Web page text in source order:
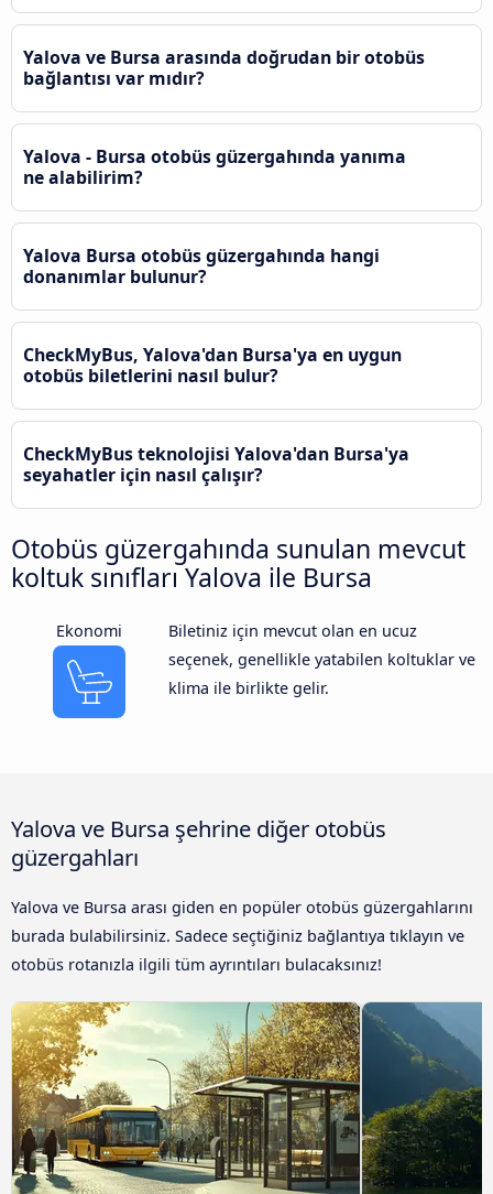
Yalova ve Bursa arasında doğrudan bir otobüs
bağlantısı var mıdır?
Yalova - Bursa otobüs güzergahında yanıma
ne alabilirim?
Yalova Bursa otobüs güzergahında hangi
donanımlar bulunur?
CheckMyBus, Yalova'dan Bursa'ya en uygun
otobüs biletlerini nasıl bulur?
CheckMyBus teknolojisi Yalova'dan Bursa'ya
seyahatler için nasıl çalışır?
Otobüs güzergahında sunulan mevcut
koltuk sınıfları Yalova ile Bursa
Ekonomi
Biletiniz için mevcut olan en ucuz
seçenek, genellikle yatabilen koltuklar ve
klima ile birlikte gelir.
Yalova ve Bursa şehrine diğer otobüs
güzergahları
Yalova ve Bursa arası giden en popüler otobüs güzergahlarını
burada bulabilirsiniz. Sadece seçtiğiniz bağlantıya tıklayın ve
otobüs rotanızla ilgili tüm ayrıntıları bulacaksınız!